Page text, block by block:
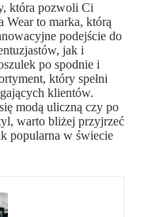
która pozwoli Ci
to marka, którą
podejście do
jak i
po spodnie i
który spełni
klientów.
modą uliczną czy po
warto bliżej przyjrzeć
popularna w świecie